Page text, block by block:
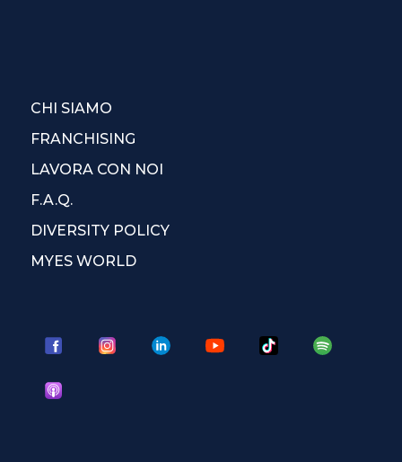
CHI SIAMO
FRANCHISING
LAVORA CON NOI
F.A.Q.
DIVERSITY POLICY
MYES WORLD